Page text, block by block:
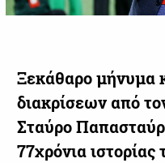
Ξεκάθαρο μήνυμα
διακρίσεων από
Σταύρο
77χρόνια ιστορίας